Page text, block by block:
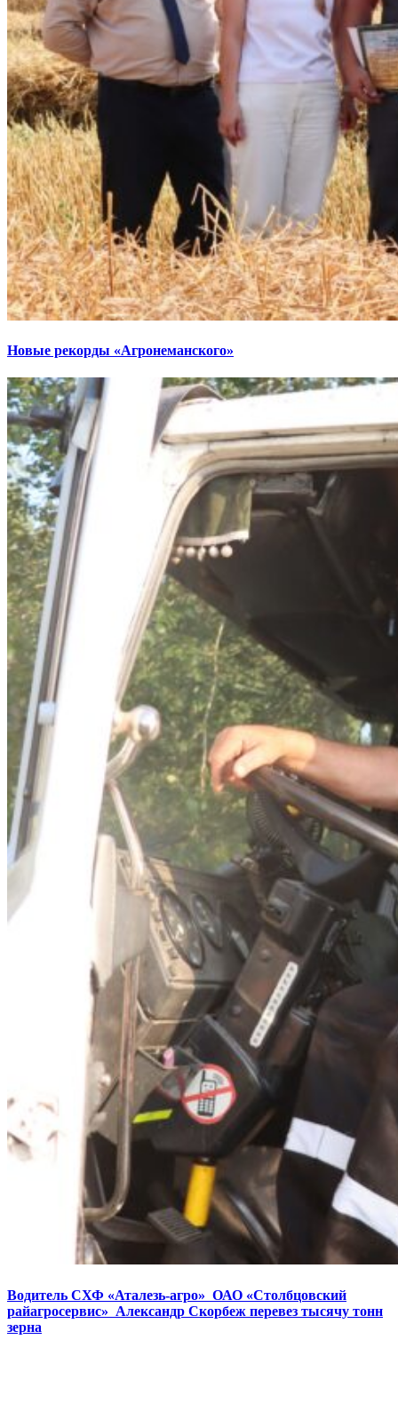
Новые рекорды «Агронеманского»
Водитель СХФ «Аталезь-агро» ОАО «Столбцовский
райагросервис» Александр Скорбеж перевез тысячу тонн
зерна